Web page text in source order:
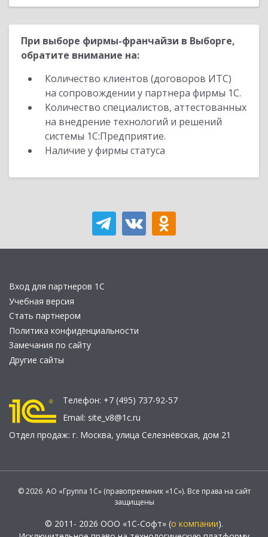
При выборе фирмы-франчайзи в Выборге,
обратите внимание на:
Количество клиентов (договоров ИТС)
на сопровождении у партнера фирмы 1С.
Количество специалистов, аттестованных
на внедрение технологий и решений
системы 1С:Предприятие.
Наличие у фирмы статуса
Вход для партнеров 1С
Учебная версия
Стать партнером
Политика конфиденциальности
Замечания по сайту
Другие сайты
Телефон: +7 (495) 737-92-57
Email: site_v8@1c.ru
Отдел продаж: г. Москва, улица Селезнёвская, дом 21
© 2026 АО «Группа 1С» (правопреемник «1С»). Все права на сайт
защищены
© 2011- 2026 ООО «1С-Софт» (о компании).